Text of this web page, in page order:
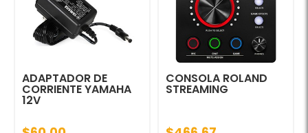
ADAPTADOR DE
CORRIENTE YAMAHA
12V
CONSOLA ROLAND
STREAMING